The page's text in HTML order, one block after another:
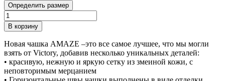
Определить размер
Количество
товара
Бюстгалтер
Curvy
Kate
Amaze
Balcony
Bra
В корзину
Новая чашка AMAZE –это все самое лучшее, что мы могли
взять от Victory, добавив несколько уникальных деталей:
• красивую, нежную и яркую сетку из змеиной кожи, с
неповторимым мерцанием